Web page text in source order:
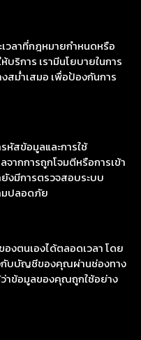
วลาที่กฎหมายกำหนดหรือ
บริการ เรามีนโยบายในการ
สม่ำเสมอ เพื่อป้องกันการ
หัสข้อมูลและการใช้
ากการถูกโจมตีหรือการเข้า
งมีการตรวจสอบระบบ
มปลอดภัย
งตนเองได้ตลอดเวลา โดย
กับบัญชีของคุณผ่านช่องทาง
ว่าข้อมูลของคุณถูกใช้อย่าง